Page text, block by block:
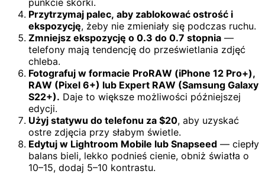
punkcie skórki.
Przytrzymaj palec, aby zablokować ostrość i
ekspozycję, żeby nie zmieniały się podczas ruchu.
Zmniejsz ekspozycję o 0.3 do 0.7 stopnia —
telefony mają tendencję do prześwietlania zdjęć
chleba.
Fotografuj w formacie ProRAW (iPhone 12 Pro+),
RAW (Pixel 6+) lub Expert RAW (Samsung Galaxy
S22+). Daje to większe możliwości późniejszej
edycji.
Użyj statywu do telefonu za $20, aby uzyskać
ostre zdjęcia przy słabym świetle.
Edytuj w Lightroom Mobile lub Snapseed — ciepły
balans bieli, lekko podnieś cienie, obniż światła o
10–15, dodaj 5–10 kontrastu.